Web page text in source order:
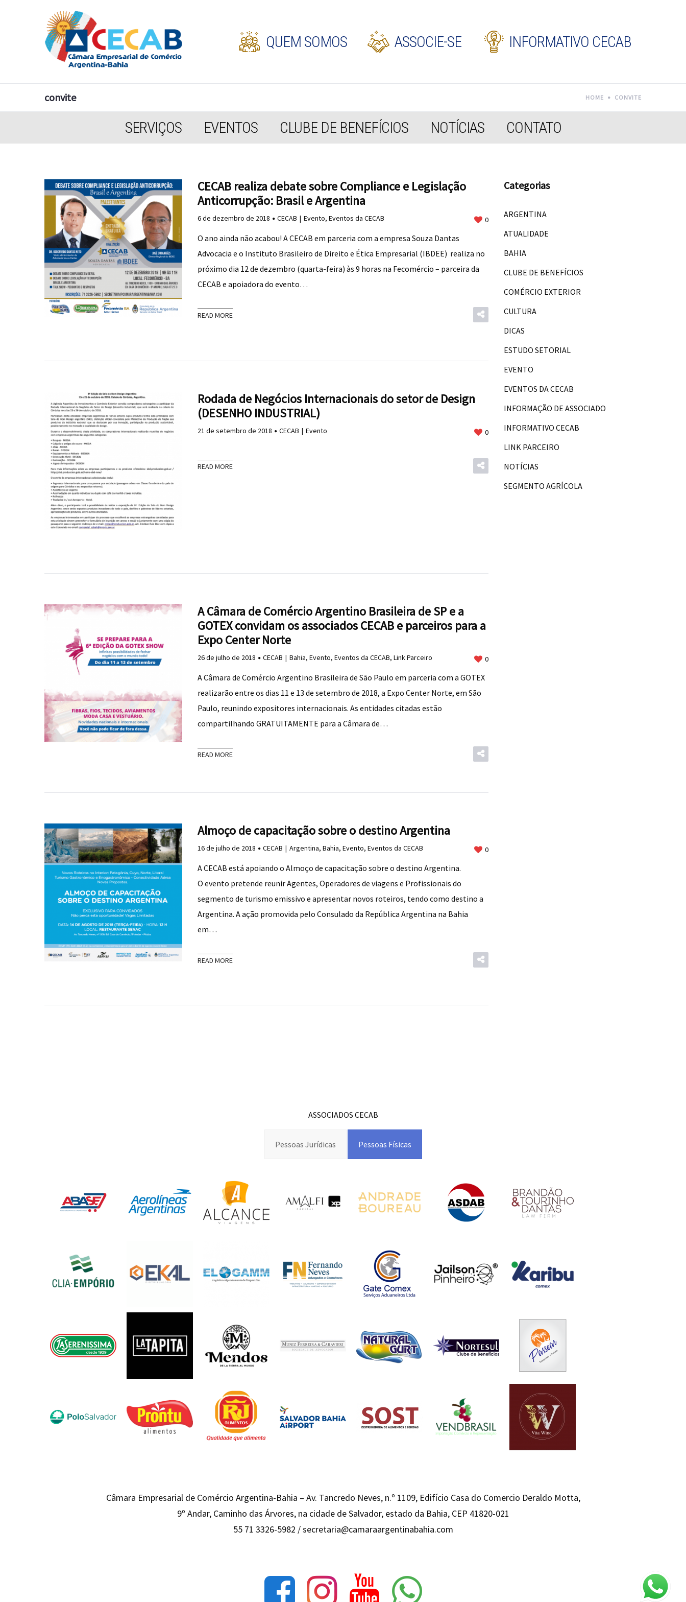
QUEM SOMOS ASSOCIE-SE INFORMATIVO CECAB
convite HOME CONVITE
SERVIÇOS EVENTOS CLUBE DE BENEFÍCIOS NOTÍCIAS CONTATO
CECAB realiza debate sobre Compliance e Legislação
Anticorrupção: Brasil e Argentina
6 de dezembro de 2018 CECAB Evento, Eventos da CECAB 0
O ano ainda não acabou! A CECAB em parceria com a empresa Souza Dantas
Advocacia e o Instituto Brasileiro de Direito e Ética Empresarial (IBDEE) realiza no
próximo dia 12 de dezembro (quarta-feira) às 9 horas na Fecomércio – parceira da
CECAB e apoiadora do evento…
READ MORE
Rodada de Negócios Internacionais do setor de Design
(DESENHO INDUSTRIAL)
21 de setembro de 2018 CECAB Evento 0
READ MORE
A Câmara de Comércio Argentino Brasileira de SP e a
GOTEX convidam os associados CECAB e parceiros para a
Expo Center Norte
26 de julho de 2018 CECAB Bahia, Evento, Eventos da CECAB, Link Parceiro 0
A Câmara de Comércio Argentino Brasileira de São Paulo em parceria com a GOTEX
realizarão entre os dias 11 e 13 de setembro de 2018, a Expo Center Norte, em São
Paulo, reunindo expositores internacionais. As entidades citadas estão
compartilhando GRATUITAMENTE para a Câmara de…
READ MORE
Almoço de capacitação sobre o destino Argentina
16 de julho de 2018 CECAB Argentina, Bahia, Evento, Eventos da CECAB 0
A CECAB está apoiando o Almoço de capacitação sobre o destino Argentina.
O evento pretende reunir Agentes, Operadores de viagens e Profissionais do
segmento de turismo emissivo e apresentar novos roteiros, tendo como destino a
Argentina. A ação promovida pelo Consulado da República Argentina na Bahia
em…
READ MORE
Categorias
ARGENTINA
ATUALIDADE
BAHIA
CLUBE DE BENEFÍCIOS
COMÉRCIO EXTERIOR
CULTURA
DICAS
ESTUDO SETORIAL
EVENTO
EVENTOS DA CECAB
INFORMAÇÃO DE ASSOCIADO
INFORMATIVO CECAB
LINK PARCEIRO
NOTÍCIAS
SEGMENTO AGRÍCOLA
ASSOCIADOS CECAB
Pessoas Jurídicas Pessoas Físicas
Câmara Empresarial de Comércio Argentina-Bahia – Av. Tancredo Neves, n.º 1109, Edifício Casa do Comercio Deraldo Motta,
9º Andar, Caminho das Árvores, na cidade de Salvador, estado da Bahia, CEP 41820-021
55 71 3326-5982 /secretaria@camaraargentinabahia.com